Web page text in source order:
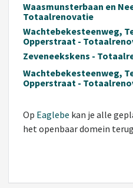
Waasmunsterbaan en
Totaalrenovatie
Wachtebekesteenweg,
Opperstraat -
Zeveneekskens -
Wachtebekesteenweg,
Opperstraat -
Op Eaglebe kan je alle
het openbaar domein